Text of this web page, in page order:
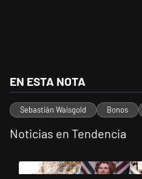
EN ESTA NOTA
Sebastián Waisgold Bonos
Noticias en Tendencia
Un artículo de tendencia con el